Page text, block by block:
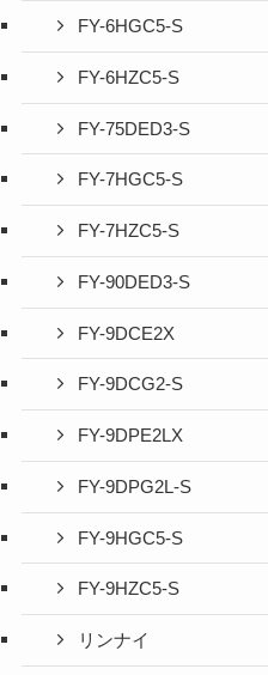
FY-6HGC5-S
FY-6HZC5-S
FY-75DED3-S
FY-7HGC5-S
FY-7HZC5-S
FY-90DED3-S
FY-9DCE2X
FY-9DCG2-S
FY-9DPE2LX
FY-9DPG2L-S
FY-9HGC5-S
FY-9HZC5-S
リンナイ